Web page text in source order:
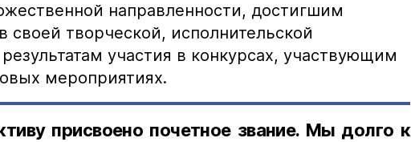
направленности, достигшим
своей творческой, исполнительской
участия в конкурсах, участвующим
мероприятиях.
присвоено почетное звание. Мы долго к